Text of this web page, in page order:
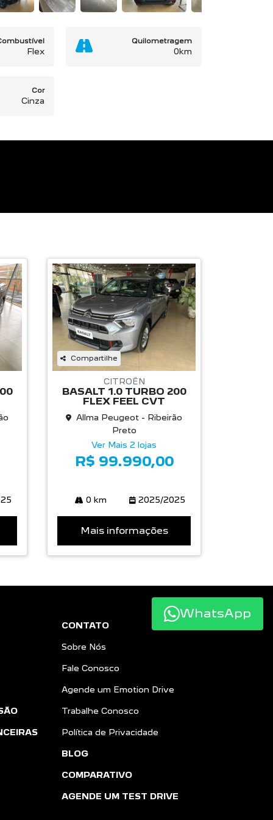
Flex
Quilometragem
0km
Cor
Cinza
Compartilhe
CITROËN
BASALT 1.0 TURBO 200
FLEX FEEL CVT
Allma Peugeot - Ribeirão
Preto
Ver Mais 2 lojas
R$ 99.990,00
0 km 2025/2025
Mais informações
CONTATO
Sobre Nós
Fale Conosco
Agende um Emotion Drive
Trabalhe Conosco
Política de Privacidade
BLOG
COMPARATIVO
AGENDE UM TEST DRIVE
WhatsApp